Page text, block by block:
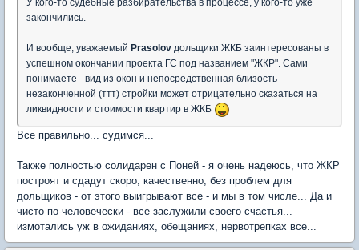
закончились.
И вообще, уважаемый Prasolov дольщики ЖКБ заинтересованы в
успешном окончании проекта ГС под названием "ЖКР". Сами
понимаете - вид из окон и непосредственная близость
незаконченной (ттт) стройки может отрицательно сказаться на
ликвидности и стоимости квартир в ЖКБ
Все правильно... судимся...
Также полностью солидарен с Поней - я очень надеюсь, что ЖКР
построят и сдадут скоро, качественно, без проблем для
дольщиков - от этого выигрывают все - и мы в том числе... Да и
чисто по-человечески - все заслужили своего счастья...
измотались уж в ожиданиях, обещаниях, нервотрепках все...